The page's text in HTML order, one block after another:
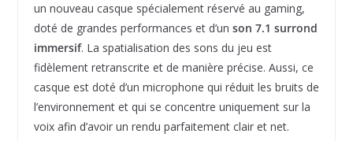
un nouveau casque spécialement réservé au gaming,
doté de grandes performances et d’un son 7.1 surrond
immersif. La spatialisation des sons du jeu est
fidèlement retranscrite et de manière précise. Aussi, ce
casque est doté d’un microphone qui réduit les bruits de
l’environnement et qui se concentre uniquement sur la
voix afin d’avoir un rendu parfaitement clair et net.